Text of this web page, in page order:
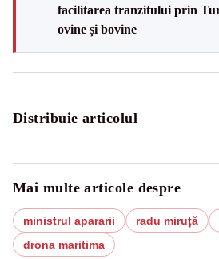
facilitarea tranzitului prin
ovine și bovine
Distribuie articolul
Mai multe articole despre
ministrul apararii radu miruță
drona maritima